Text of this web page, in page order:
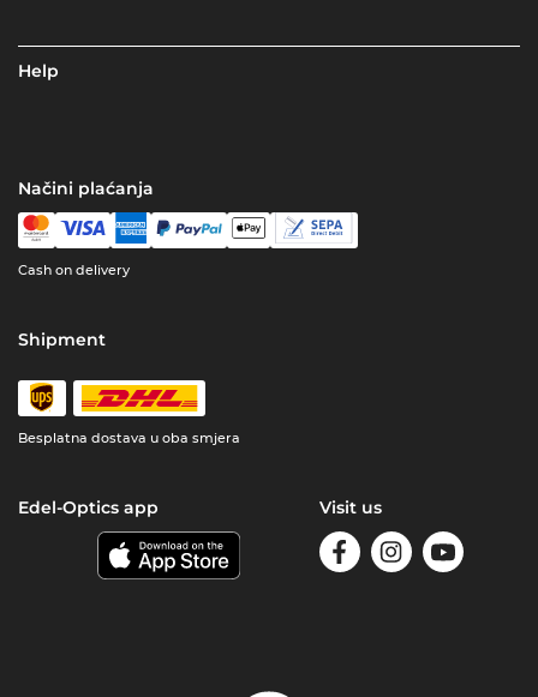
Help
Načini plaćanja
Cash on delivery
Shipment
Besplatna dostava u oba smjera
Edel-Optics app Visit us